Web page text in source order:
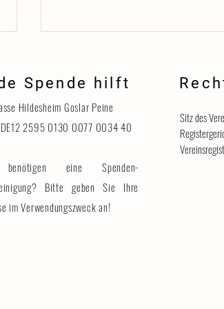
Katzenhaus vorübergehend für
Besucher geschlossen
Spende hilft
Hildesheim Goslar Peine
2595 0130 0077 0034 40
eine Spenden-
Bitte geben Sie Ihre
im Verwendungszweck an!
Sitz des